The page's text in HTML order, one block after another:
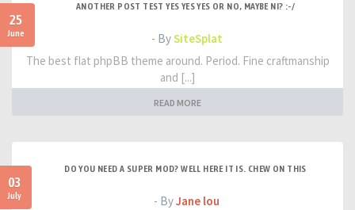
25
June
ANOTHER POST TEST YES YES YES OR NO, MAYBE NI? :-/
- BySiteSplat
The best flat phpBB theme around. Period. Fine craftmanship
and [...]
READ MORE
03
July
DO YOU NEED A SUPER MOD? WELL HERE IT IS. CHEW ON THIS
- ByJane lou